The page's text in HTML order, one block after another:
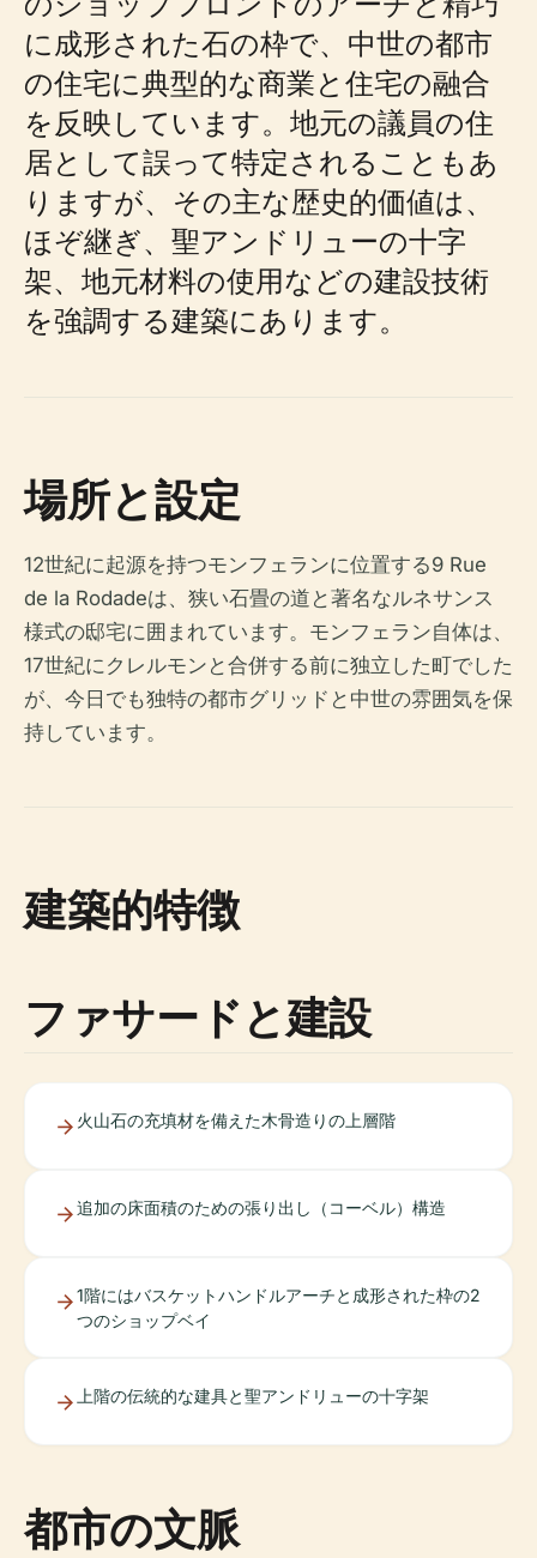
に成形された石の枠で、中世の都市
の住宅に典型的な商業と住宅の融合
を反映しています。地元の議員の住
居として誤って特定されることもあ
りますが、その主な歴史的価値は、
ほぞ継ぎ、聖アンドリューの十字
架、地元材料の使用などの建設技術
を強調する建築にあります。
場所と設定
12世紀に起源を持つモンフェランに位置する9 Rue
de la Rodadeは、狭い石畳の道と著名なルネサンス
様式の邸宅に囲まれています。モンフェラン自体は、
17世紀にクレルモンと合併する前に独立した町でした
が、今日でも独特の都市グリッドと中世の雰囲気を保
持しています。
建築的特徴
ファサードと建設
火山石の充填材を備えた木骨造りの上層階
追加の床面積のための張り出し（コーベル）構造
1階にはバスケットハンドルアーチと成形された枠の2
つのショップベイ
上階の伝統的な建具と聖アンドリューの十字架
都市の文脈